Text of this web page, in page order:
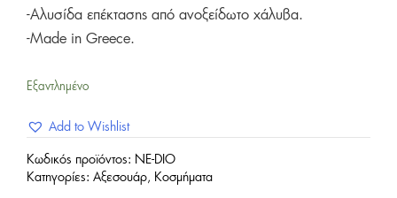
-Αλυσίδα επέκτασης από ανοξείδωτο χάλυβα.
-Made in Greece.
Εξαντλημένο
Add to Wishlist
Κωδικός προϊόντος: NE-DIO
Κατηγορίες: Αξεσουάρ, Κοσμήματα